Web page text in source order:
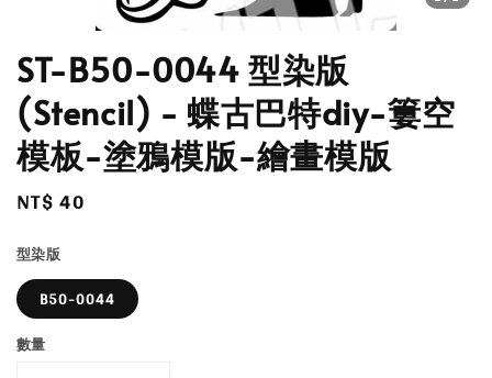
ST-B50-0044 型染版
(Stencil) - 蝶古巴特diy-簍空
模板-塗鴉模版-繪畫模版
Regular
NT$ 40
型染版
B50-0044
數量